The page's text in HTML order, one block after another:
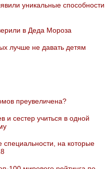
уникальные способности
в Деда Мороза
лучше не давать детям
преувеличена?
и сестер учиться в одной
на которые